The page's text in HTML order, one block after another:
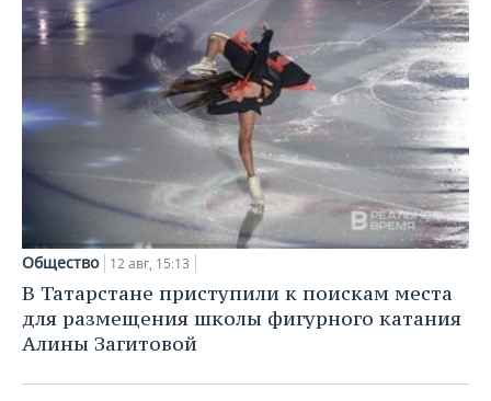
Общество 12 авг, 15:13
В Татарстане приступили к поискам места
для размещения школы фигурного катания
Алины Загитовой